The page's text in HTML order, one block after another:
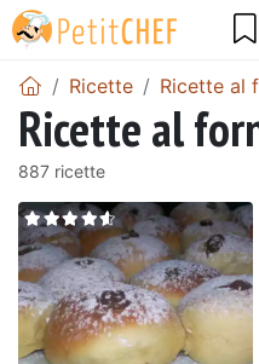
Ricette Ricette al
Ricette al
887 ricette